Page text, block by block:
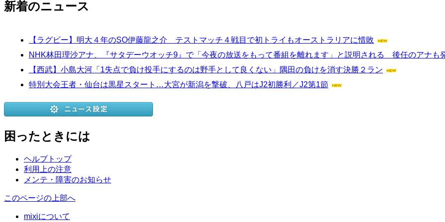
新着のニュース
【ラグビー】明大４年のSO伊藤龍之介 テストマッチ４戦目で初トライもオーストラリアに惜敗
NHK林田理沙アナ、『サタデーウオッチ9』で「今夜の放送をもって番組を離れます」と説明される 後任のアナも
【西武】小島大河「1失点で負け投手にするのは野手として良くない」隅田の負けを消す決勝２ラン
特別大会王者・仙台は黒星スタート…大宮が新潟を撃破、八戸はJ2初勝利／J2第1節
困ったときには
ヘルプトップ
利用上の注意
メンテ・障害のお知らせ
このページの上部へ
mixiについて